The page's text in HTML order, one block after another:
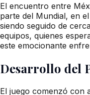
El encuentro entre
parte del Mundial, en
siendo seguido de
equipos, quienes
este emocionante
Desarrollo del
El juego comenzó con